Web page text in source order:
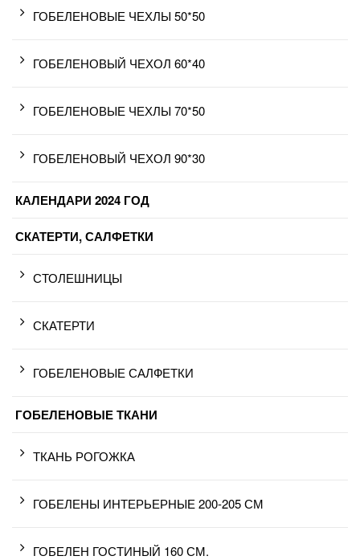
ГОБЕЛЕНОВЫЕ ЧЕХЛЫ 50*50
ГОБЕЛЕНОВЫЙ ЧЕХОЛ 60*40
ГОБЕЛЕНОВЫЕ ЧЕХЛЫ 70*50
ГОБЕЛЕНОВЫЙ ЧЕХОЛ 90*30
КАЛЕНДАРИ 2024 ГОД
СКАТЕРТИ, САЛФЕТКИ
СТОЛЕШНИЦЫ
СКАТЕРТИ
ГОБЕЛЕНОВЫЕ САЛФЕТКИ
ГОБЕЛЕНОВЫЕ ТКАНИ
ТКАНЬ РОГОЖКА
ГОБЕЛЕНЫ ИНТЕРЬЕРНЫЕ 200-205 СМ
ГОБЕЛЕН ГОСТИНЫЙ 160 СМ.